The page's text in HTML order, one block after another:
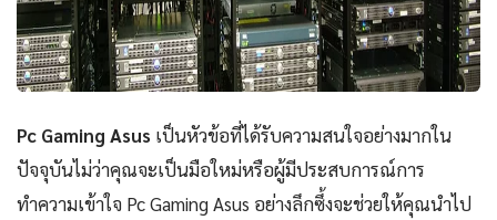
Pc Gaming Asus เป็นหัวข้อที่ได้รับความสนใจอย่างมากใน
ปัจจุบันไม่ว่าคุณจะเป็นมือใหม่หรือผู้มีประสบการณ์การ
ทำความเข้าใจ Pc Gaming Asus อย่างลึกซึ้งจะช่วยให้คุณนำไป